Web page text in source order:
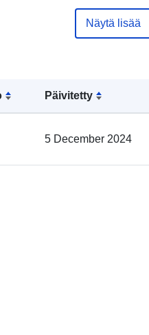
Päivitetty
5 December 2024
Näytä lisää